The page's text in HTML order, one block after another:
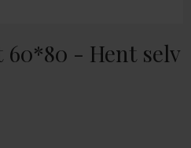
- Hent selv